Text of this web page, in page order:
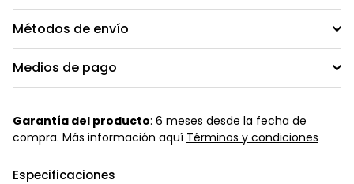
Métodos de envío
Medios de pago
Garantía del producto: 6 meses desde la fecha de
compra. Más información aquí Términos y condiciones
Especificaciones